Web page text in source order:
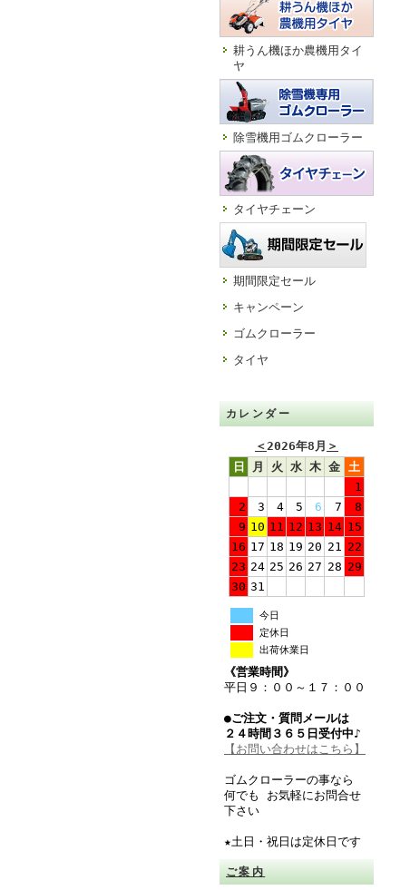
耕うん機ほか農機用タイ
ヤ
除雪機用ゴムクローラー
タイヤチェーン
期間限定セール
キャンペーン
ゴムクローラー
タイヤ
カレンダー
＜2026年8月 ＞
日
月 火 水 木 金 土
1
2
3 4 5 6 7
8
9 10 11 12 13 14 15
16 17 18 19 20 21 22
23 24 25 26 27 28 29
30 31
今日
定休日
出荷休業日
《営業時間》
平日９：００～１７：００
●ご注文・質問メールは
２４時間３６５日受付中♪
【お問い合わせはこちら】
ゴムクローラーの事なら
何でも お気軽にお問合せ
下さい
★土日・祝日は定休日です
ご案内